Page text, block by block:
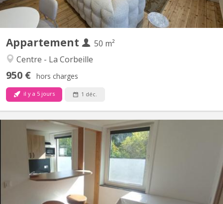
Appartement
50 m²
Centre - La Corbeille
950 € hors charges
il y a 5 jours 1 déc.
Chambre meublée dans colocation étudiante, exclusivement
féminine. Bâtiment rénové. Double vitrage. Sur 2 étages, 2
chambres par étage. Au total : 2 wc, 3 éviers, 1 douche, 1 cuisine,
1 espace repas/détente. Places de parking gratuites devant le
logement. Sécurité : Porte entrée blindée,...